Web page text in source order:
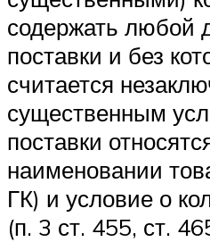
содержать любой
поставки и без
считается
существенным
поставки
наименовании
ГК) и условие о
(п. 3 ст. 455, ст.